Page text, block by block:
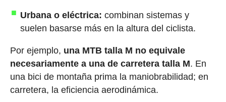
Urbana o eléctrica: combinan sistemas y
suelen basarse más en la altura del ciclista.
Por ejemplo, una MTB talla M no equivale
necesariamente a una de carretera talla M. En
una bici de montaña prima la maniobrabilidad; en
carretera, la eficiencia aerodinámica.